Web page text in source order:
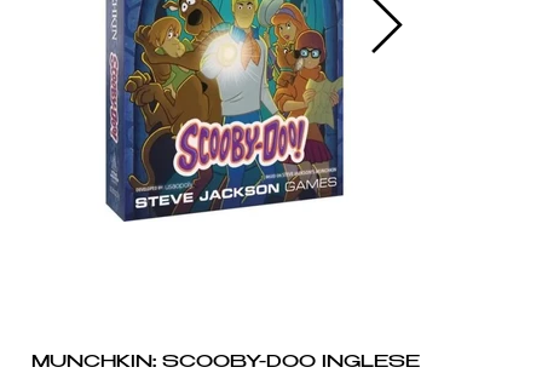
MUNCHKIN: SCOOBY-DOO INGLESE